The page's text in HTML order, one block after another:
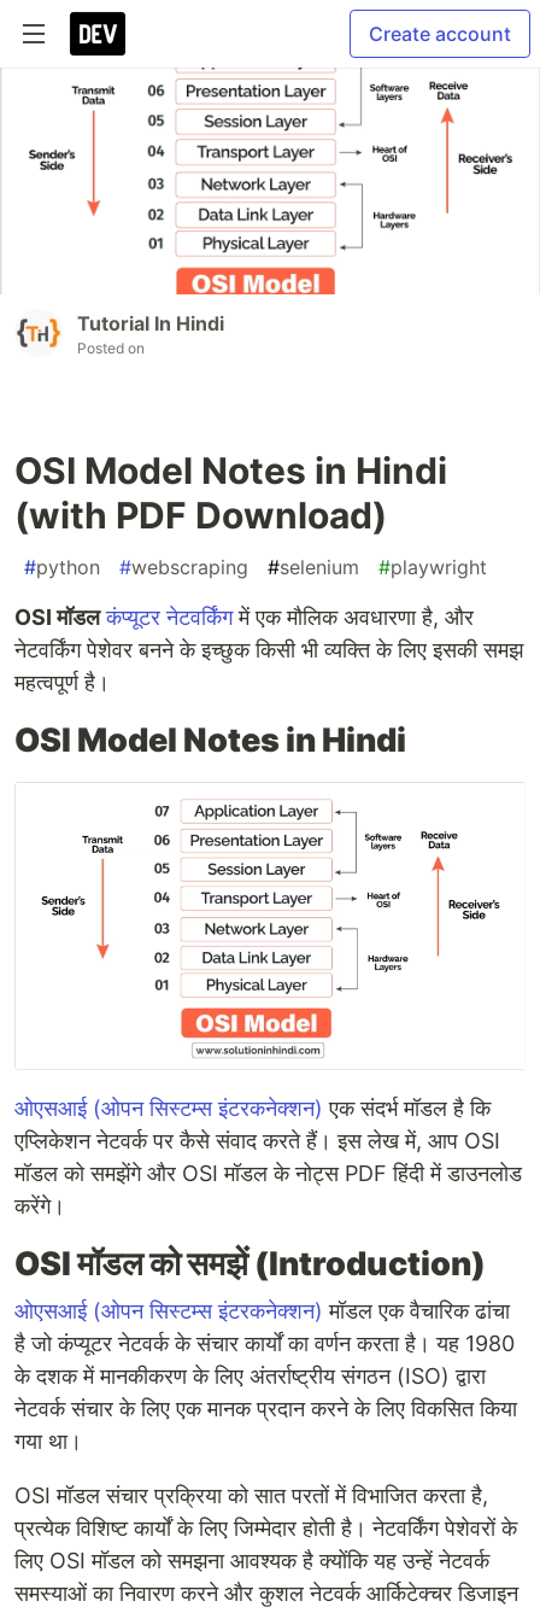
Create account
Tutorial In Hindi
Posted on
OSI Model Notes in Hindi
(with PDF Download)
#python #webscraping #selenium #playwright
OSI मॉडल कंप्यूटर नेटवर्किंगमें एक मौलिक अवधारणा है, और
नेटवर्किंग पेशेवर बनने के इच्छुक किसी भी व्यक्ति के लिए इसकी समझ
महत्वपूर्ण है।
OSI Model Notes in Hindi
ओएसआई (ओपन सिस्टम्स इंटरकनेक्शन) एक संदर्भ मॉडल है कि
एप्लिकेशन नेटवर्क पर कैसे संवाद करते हैं। इस लेख में, आप OSI
मॉडल को समझेंगे और OSI मॉडल के नोट्स PDF हिंदी में डाउनलोड
करेंगे।
OSI मॉडल को समझें (Introduction)
ओएसआई (ओपन सिस्टम्स इंटरकनेक्शन) मॉडल एक वैचारिक ढांचा
है जो कंप्यूटर नेटवर्क के संचार कार्यों का वर्णन करता है। यह 1980
के दशक में मानकीकरण के लिए अंतर्राष्ट्रीय संगठन (ISO) द्वारा
नेटवर्क संचार के लिए एक मानक प्रदान करने के लिए विकसित किया
गया था।
OSI मॉडल संचार प्रक्रिया को सात परतों में विभाजित करता है,
प्रत्येक विशिष्ट कार्यों के लिए जिम्मेदार होती है। नेटवर्किंग पेशेवरों के
लिए OSI मॉडल को समझना आवश्यक है क्योंकि यह उन्हें नेटवर्क
समस्याओं का निवारण करने और कुशल नेटवर्क आर्किटेक्चर डिजाइन